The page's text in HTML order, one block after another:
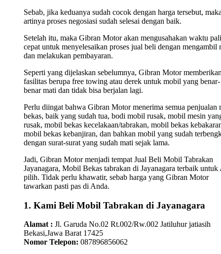
Sebab, jika keduanya sudah cocok dengan harga tersebut,
artinya proses negosiasi sudah selesai dengan baik.
Setelah itu, maka Gibran Motor akan mengusahakan waktu
cepat untuk menyelesaikan proses jual beli dengan mengambil
dan melakukan pembayaran.
Seperti yang dijelaskan sebelumnya, Gibran Motor
fasilitas berupa free towing atau derek untuk mobil yang benar-
benar mati dan tidak bisa berjalan lagi.
Perlu diingat bahwa Gibran Motor menerima semua penjualan
bekas, baik yang sudah tua, bodi mobil rusak, mobil mesin
rusak, mobil bekas kecelakaan/tabrakan, mobil bekas
mobil bekas kebanjiran, dan bahkan mobil yang sudah
dengan surat-surat yang sudah mati sejak lama.
Jadi, Gibran Motor menjadi tempat Jual Beli Mobil Tabrakan
Jayanagara, Mobil Bekas tabrakan di Jayanagara terbaik untuk
pilih. Tidak perlu khawatir, sebab harga yang Gibran Motor
tawarkan pasti pas di Anda.
1. Kami Beli Mobil Tabrakan di Jayanagara
Alamat : Jl. Garuda No.02 Rt.002/Rw.002 Jatiluhur jatiasih
Bekasi,Jawa Barat 17425
Nomor Telepon: 087896856062